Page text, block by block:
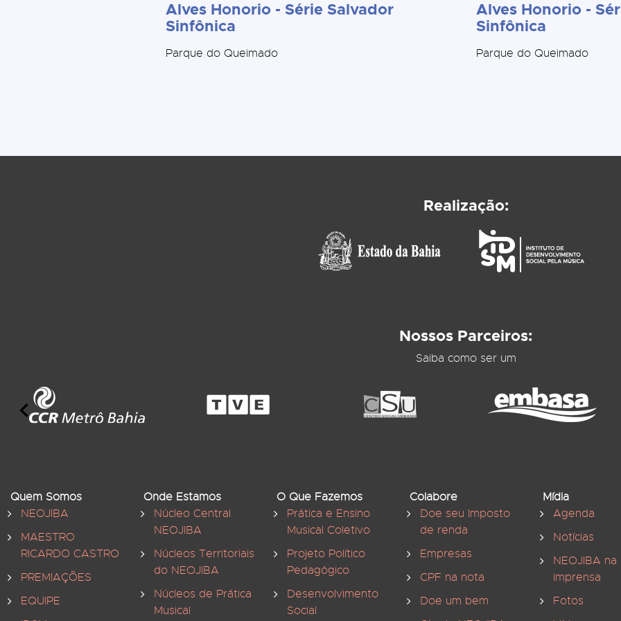
Alves Honorio - Série Salvador
Sinfônica
Parque do Queimado
Alves Honorio -
Sinfônica
Parque do Queimado
Realização:
Nossos Parceiros:
Saiba como ser um
Quem Somos
NEOJIBA
MAESTRO
RICARDO CASTRO
PREMIAÇÕES
EQUIPE
Onde Estamos
Núcleo Central
NEOJIBA
Núcleos Territoriais
do NEOJIBA
Núcleos de Prática
Musical
O Que Fazemos
Prática e Ensino
Musical Coletivo
Projeto Político
Pedagógico
Desenvolvimento
Social
Colabore
Doe seu Imposto
de renda
Empresas
CPF na nota
Doe um bem
Mídia
Agenda
Notícias
NEOJIBA na
imprensa
Fotos